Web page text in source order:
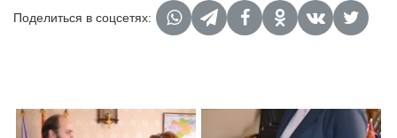
Поделиться в соцсетях: